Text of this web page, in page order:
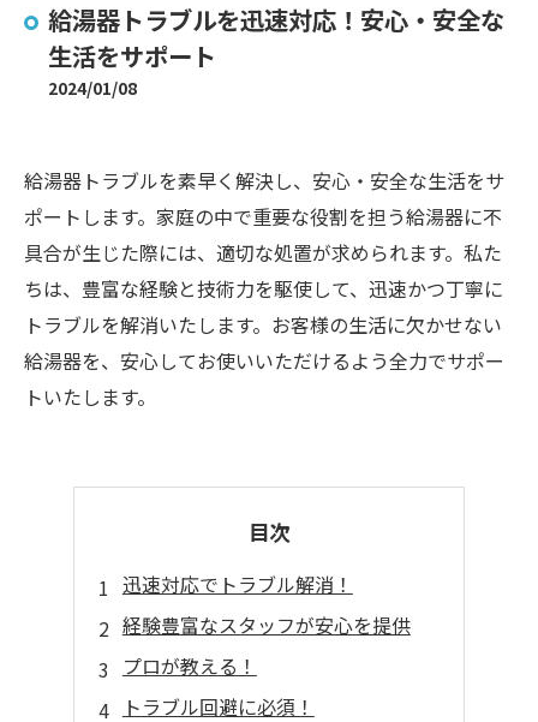
給湯器トラブルを迅速対応！安心・安全な
生活をサポート
2024/01/08
給湯器トラブルを素早く解決し、安心・安全な生活をサ
ポートします。家庭の中で重要な役割を担う給湯器に不
具合が生じた際には、適切な処置が求められます。私た
ちは、豊富な経験と技術力を駆使して、迅速かつ丁寧に
トラブルを解消いたします。お客様の生活に欠かせない
給湯器を、安心してお使いいただけるよう全力でサポー
トいたします。
目次
迅速対応でトラブル解消！
経験豊富なスタッフが安心を提供
プロが教える！
トラブル回避に必須！